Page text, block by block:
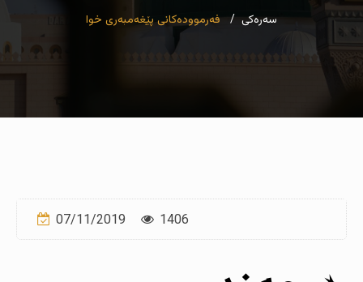
فه‌رمووده‌کانی پێغه‌مبه‌ری خوا سەرەکی
07/11/2019 1406